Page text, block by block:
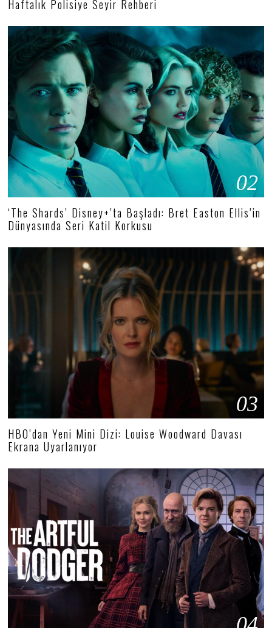
Haftalık Polisiye Seyir Rehberi
02
‘The Shards’ Disney+’ta Başladı: Bret Easton Ellis’in
Dünyasında Seri Katil Korkusu
03
HBO’dan Yeni Mini Dizi: Louise Woodward Davası
Ekrana Uyarlanıyor